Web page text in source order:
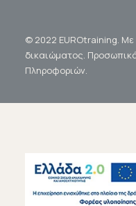
© 2022 EUROtraining.
δικαιώματος.
Πληροφοριών.